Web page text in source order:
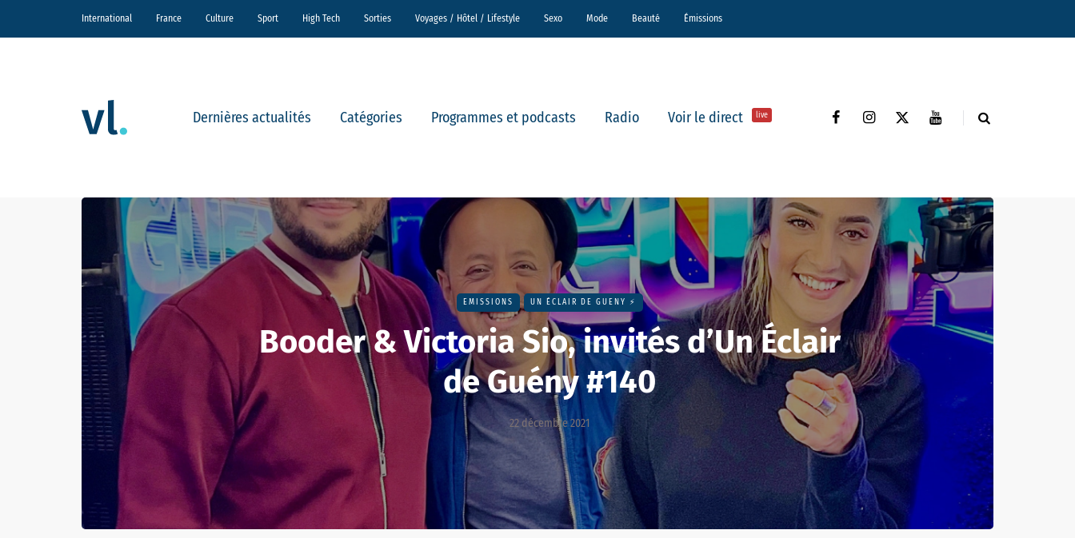
International France Culture Sport High Tech Sorties Voyages / Hôtel / Lifestyle Sexo Mode Beauté Émissions
Dernières actualités Catégories Programmes et podcasts Radio Voir le direct live
EMISSIONS UN ÉCLAIR DE GUENY ⚡️
Booder & Victoria Sio, invités d’Un Éclair
de Guény #140
22 décembre 2021